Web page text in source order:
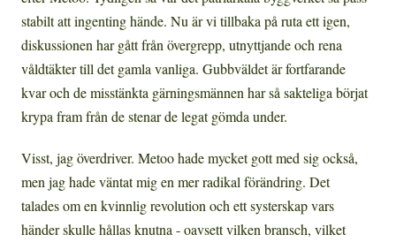
stabilt att ingenting hände. Nu är vi tillbaka på ruta ett igen,
diskussionen har gått från övergrepp, utnyttjande och rena
våldtäkter till det gamla vanliga. Gubbväldet är fortfarande
kvar och de misstänkta gärningsmännen har så sakteliga börjat
krypa fram från de stenar de legat gömda under.
Visst, jag överdriver. Metoo hade mycket gott med sig också,
men jag hade väntat mig en mer radikal förändring. Det
talades om en kvinnlig revolution och ett systerskap vars
händer skulle hållas knutna - oavsett vilken bransch, vilket